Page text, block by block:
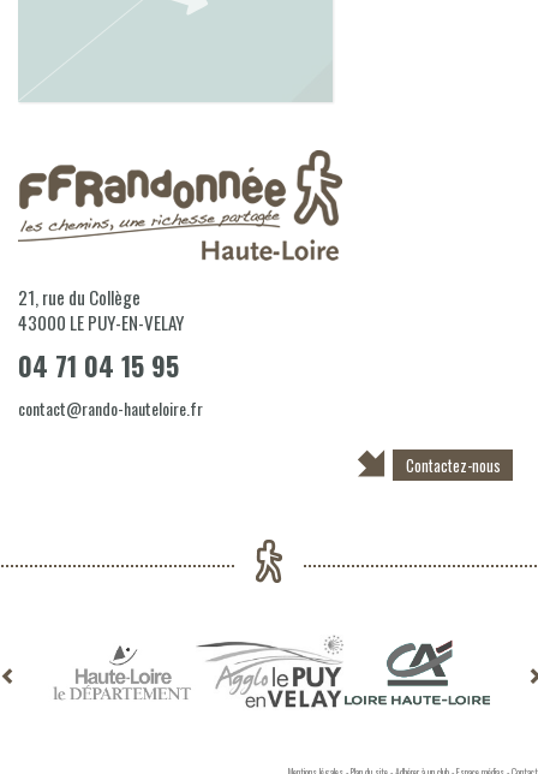
21, rue du Collège
43000 LE PUY-EN-VELAY
04 71 04 15 95
contact@rando-hauteloire.fr
Contactez-nous